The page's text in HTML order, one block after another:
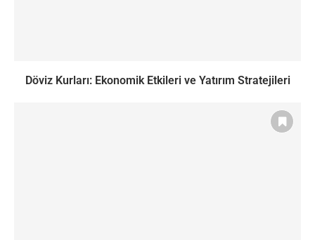
Döviz Kurları: Ekonomik Etkileri ve Yatırım Stratejileri